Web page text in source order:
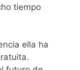
tiempo
ella ha